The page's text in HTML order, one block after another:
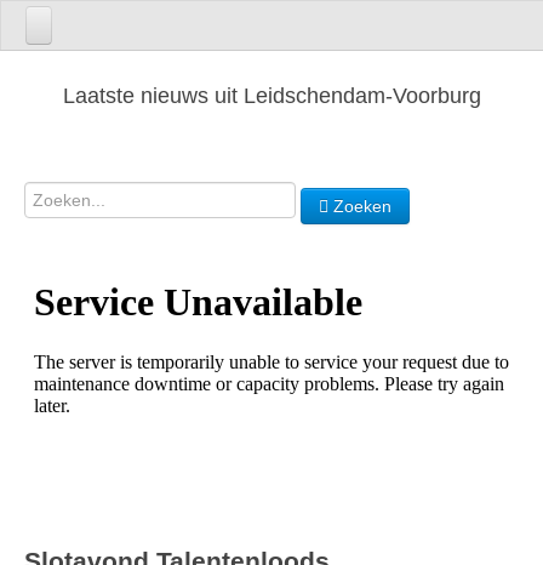
Laatste nieuws uit Leidschendam-Voorburg
Zoeken